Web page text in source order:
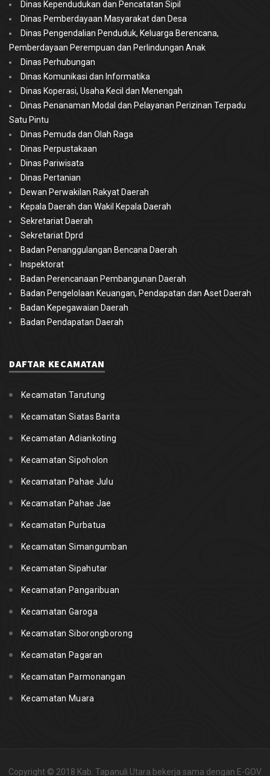
Dinas Kependudukan dan Pencatatan Sipil
Dinas Pemberdayaan Masyarakat dan Desa
Dinas Pengendalian Penduduk, Keluarga Berencana,
Pemberdayaan Perempuan dan Perlindungan Anak
Dinas Perhubungan
Dinas Komunikasi dan Informatika
Dinas Koperasi, Usaha Kecil dan Menengah
Dinas Penanaman Modal dan Pelayanan Perizinan Terpadu
Satu Pintu
Dinas Pemuda dan Olah Raga
Dinas Perpustakaan
Dinas Pariwisata
Dinas Pertanian
Dewan Perwakilan Rakyat Daerah
Kepala Daerah dan Wakil Kepala Daerah
Sekretariat Daerah
Sekretariat Dprd
Badan Penanggulangan Bencana Daerah
Inspektorat
Badan Perencanaan Pembangunan Daerah
Badan Pengelolaan Keuangan, Pendapatan dan Aset Daerah
Badan Kepegawaian Daerah
Badan Pendapatan Daerah
DAFTAR KECAMATAN
Kecamatan Tarutung
Kecamatan Siatas Barita
Kecamatan Adiankoting
Kecamatan Sipoholon
Kecamatan Pahae Julu
Kecamatan Pahae Jae
Kecamatan Purbatua
Kecamatan Simangumban
Kecamatan Sipahutar
Kecamatan Pangaribuan
Kecamatan Garoga
Kecamatan Siborongborong
Kecamatan Pagaran
Kecamatan Parmonangan
Kecamatan Muara
Copyright © 2018 Kab. Tapanuli Utara bekerja sama dengan E-GOV